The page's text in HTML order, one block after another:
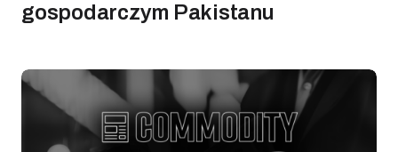
gospodarczym Pakistanu